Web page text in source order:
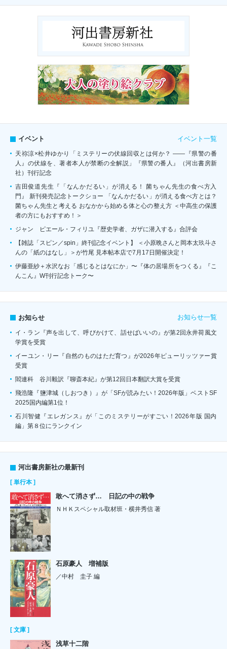
イベント イベント一覧
天祢涼×松井ゆかり「ミステリーの伏線回収とは何か？ ――『県警の番
人』の伏線を、著者本人が禁断の全解説」『県警の番人』（河出書房新
社）刊行記念
吉田俊道先生『「なんかだるい」が消える！ 菌ちゃん先生の食べ方入
門』 新刊発売記念トークショー 「なんかだるい」が消える食べ方とは？
菌ちゃん先生と考える おなかから始める体と心の整え方 ＜中高生の保護
者の方にもおすすめ！＞
ジャン゠ピエール・フィリユ『歴史学者、ガザに潜入する』合評会
【雑誌「スピン／spin」終刊記念イベント】 ＜小原晩さんと岡本太玖斗さ
んの「紙のはなし」＞が竹尾 見本帖本店で7月17日開催決定！
伊藤亜紗＋水沢なお「感じるとはなにか」〜『体の居場所をつくる』『こ
んこん』W刊行記念トーク〜
お知らせ お知らせ一覧
イ・ラン『声を出して、呼びかけて、話せばいいの』が第2回永井荷風文
学賞を受賞
イーユン・リー『自然のものはただ育つ』が2026年ピューリッツァー賞
受賞
閻連科 谷川毅訳『聊斎本紀』が第12回日本翻訳大賞を受賞
飛浩隆『鹽津城（しおつき）』が「SFが読みたい！2026年版」ベストSF
2025国内編第1位！
石川智健『エレガンス』が「このミステリーがすごい！2026年版 国内
編」第８位にランクイン
河出書房新社の最新刊
[ 単行本 ]
敢へて消さず… 日記の中の戦争
ＮＨＫスペシャル取材班・横井秀信 著
石原豪人 増補版
／中村 圭子 編
[ 文庫 ]
浅草十二階